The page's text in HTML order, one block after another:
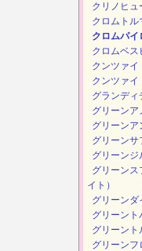
クリノヒュ
クロムトル
クロムパイ
クロムベス
クンツァイ
クンツァイ
グランディ
グリーンア
グリーンア
グリーンサ
グリーンジ
グリーンス
イト）
グリーンダ
グリーント
グリーント
グリーンフ